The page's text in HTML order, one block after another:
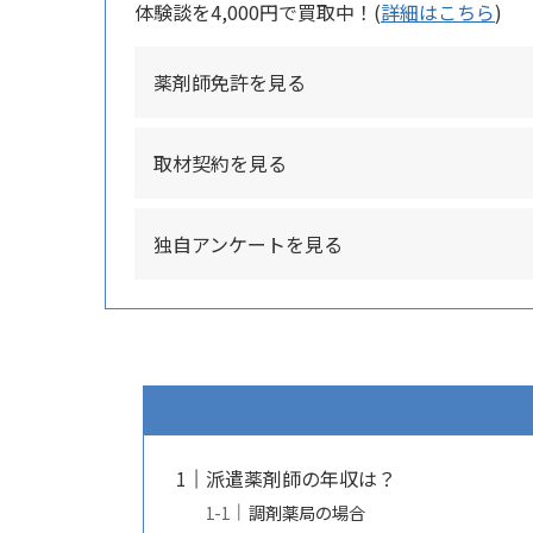
体験談を4,000円で買取中！(詳細はこちら)
薬剤師免許を見る
取材契約を見る
独自アンケートを見る
派遣薬剤師の年収は？
調剤薬局の場合